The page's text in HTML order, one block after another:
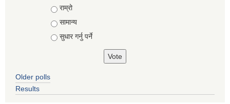
राम्रो
सामान्य
सुधार गर्नु पर्ने
Older polls
Results